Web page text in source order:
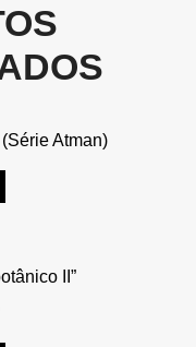
Atman)
II”